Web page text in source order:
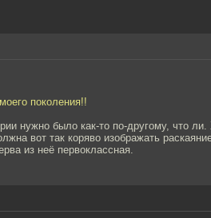
поколения!!
нужно было как-то по-другому, что
вот так коряво изображать
из неё первоклассная.